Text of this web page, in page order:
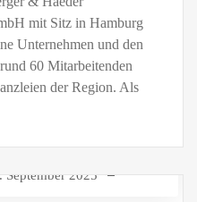
mit Sitz in Hamburg
Unternehmen und den
60 Mitarbeitenden
der Region. Als
September 2025